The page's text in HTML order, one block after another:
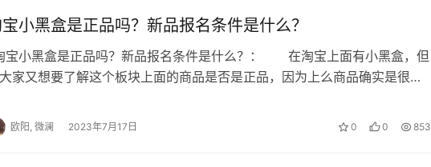
：欧阳, 微澜，如若转载，请注明出处：
该文观点仅代表作者本人。本站仅提供信息存储空间服务，不拥有所有权，不承担
法违规的内容， 请发送邮件至 153055113@qq.com 举报，一经查实，本站将立
小黑盒是正品吗？新品报名条件是什么？
宝小黑盒是正品吗？新品报名条件是什么？： 在淘宝上面有小黑盒，但
家又想要了解这个板块上面的商品是否是正品，因为上么商品确实是很吸
欧阳, 微澜 2023年7月17日 0 0 853